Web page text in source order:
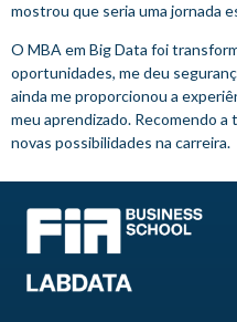
mostrou que seria uma jornada
O MBA em Big Data foi
oportunidades, me deu
ainda me proporcionou a
meu aprendizado. Recomendo
novas possibilidades na carreira.